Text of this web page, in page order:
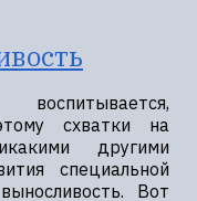
схватки на
другими
специальной
Вот